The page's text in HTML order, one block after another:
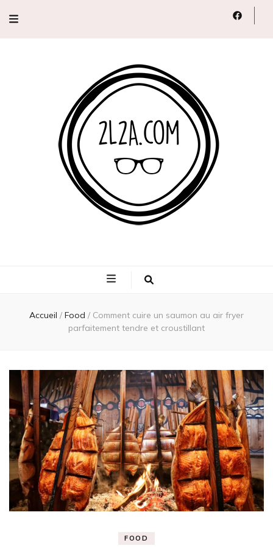
Accueil / Food / Comment cuire un saumon au air fryer
parfaitement tendre et croustillant
FOOD